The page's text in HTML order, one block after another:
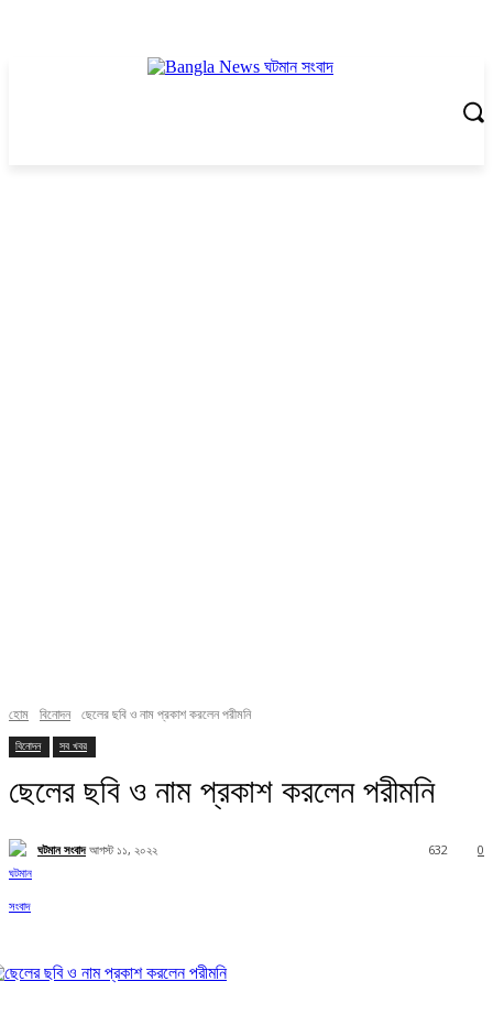
হোম বিনোদন ছেলের ছবি ও নাম প্রকাশ করলেন পরীমনি
বিনোদন সব খবর
ছেলের ছবি ও নাম প্রকাশ করলেন পরীমনি
ঘটমান সংবাদ আগস্ট ১১, ২০২২ 0
632